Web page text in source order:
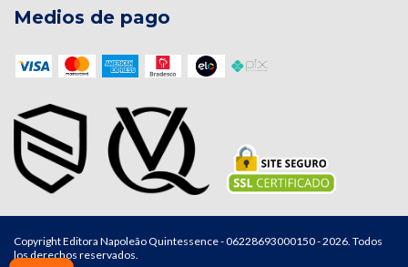
Medios de pago
Copyright Editora Napoleão Quintessence - 06228693000150 - 2026. Todos
los derechos reservados.